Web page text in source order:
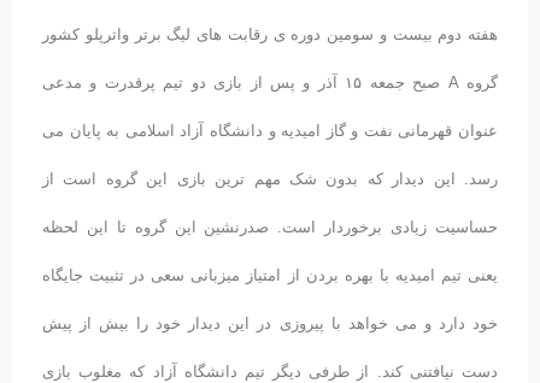
هفته دوم بیست و سومین دوره ی رقابت های لیگ برتر واترپلو کشور
گروه A صبح جمعه ۱۵ آذر و پس از بازی دو تیم پرقدرت و مدعی
عنوان قهرمانی نفت و گاز امیدیه و دانشگاه آزاد اسلامی به پایان می
رسد. این دیدار که بدون شک مهم ترین بازی این گروه است از
حساسیت زیادی برخوردار است. صدرنشین این گروه تا این لحظه
یعنی تیم امیدیه با بهره بردن از امتیاز میزبانی سعی در تثبیت جایگاه
خود دارد و می خواهد با پیروزی در این دیدار خود را بیش از پیش
دست نیافتنی کند. از طرفی دیگر تیم دانشگاه آزاد که مغلوب بازی